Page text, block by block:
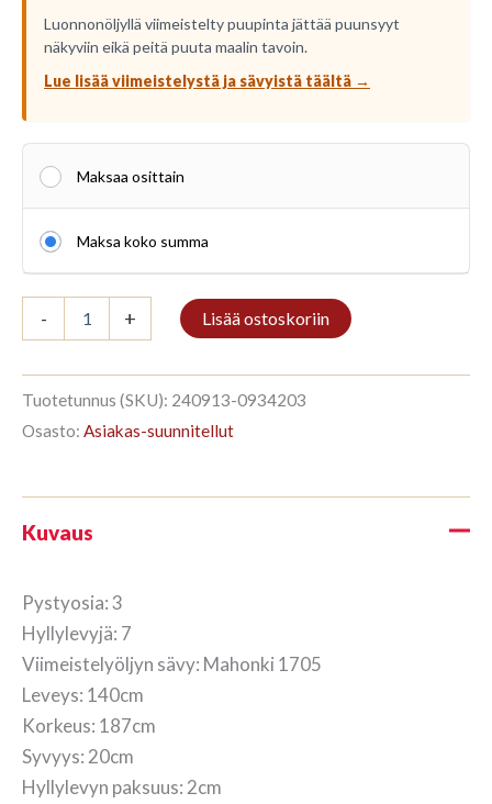
Luonnonöljyllä viimeistelty puupinta jättää puunsyyt
näkyviin eikä peitä puuta maalin tavoin.
Lue lisää viimeistelystä ja sävyistä täältä →
Maksaa osittain
Maksa koko summa
-
3/7
Mahonki
määrä
+ Lisää ostoskoriin
Tuotetunnus (SKU): 240913-0934203
Osasto: Asiakas-suunnitellut
Kuvaus
Pystyosia: 3
Hyllylevyjä: 7
Viimeistelyöljyn sävy: Mahonki 1705
Leveys: 140cm
Korkeus: 187cm
Syvyys: 20cm
Hyllylevyn paksuus: 2cm